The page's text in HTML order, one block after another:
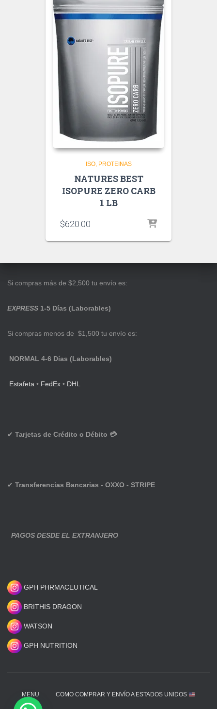
ISO PROTEINAS
NATURES BEST
ISOPURE ZERO CARB
1 LB
$620.00
Si compras más de $2,500 tu envío es:
EXPRESS 1-5 Días (Laborables)
Si compras menos de $1,500 tu envío es:
NORMAL 4-6 Días (Laborables)
Estafeta • FedEx • DHL
✔ Tarjetas de Crédito o Débito 💳
✔ Transferencias Bancarias - OXXO - STRIPE
PAGOS DESDE EL EXTRANJERO
GPH PHRMACEUTICAL
BRITHIS DRAGON
WATSON
GPH NUTRITION
MENU COMO COMPRAR Y ENVÍO A ESTADOS UNIDOS